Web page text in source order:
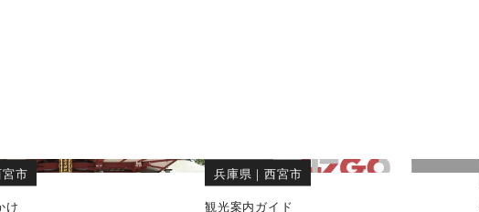
市
け
兵庫県 ｜西宮市
観光案内ガイド